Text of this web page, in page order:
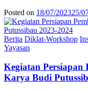
Posted on 18/07/202325/
Berita Diklat-Workshop
Yayasan
Kegiatan Persiapan
Karya Budi